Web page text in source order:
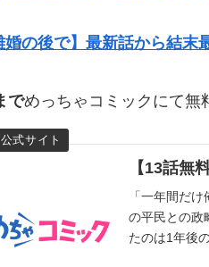
婚の後で】最新話から結末
でめっちゃコミックにて無
【13話無
「一年間だ
の平民との政
たのは1年後